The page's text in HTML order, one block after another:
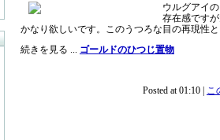
ウルグアイ
存在感です
かなり欲しいです。このうつろな目の再現性
続きを見る ... ゴールドのひつじ置物
Posted at 01:10 | こ